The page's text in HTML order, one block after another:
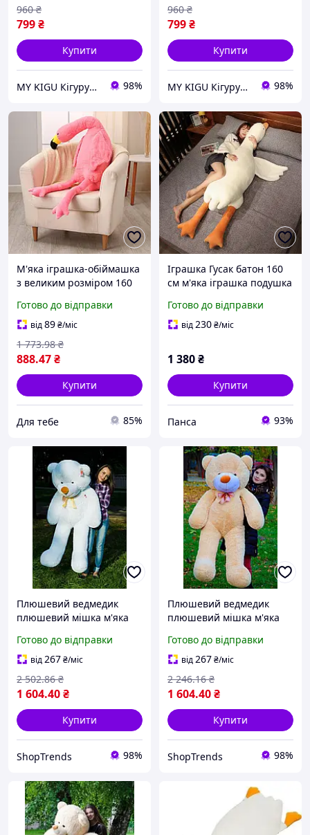
799₴
960 ₴
Купити
MY KIGU Кігурумі для вієї родини! 98%
799₴
960 ₴
Купити
MY KIGU Кігурумі для вієї родини! 98%
М'яка іграшка-обіймашка
з великим розміром 160
для сну та відпочинку,
подушка арт. 841029
Готово до відправки
від89₴/міс
888.47₴
1 773.98 ₴
Купити
Для тебе 85%
Іграшка Гусак батон 160
см м'яка іграшка подушка
обійматься для дітей
(l_12519)
Готово до відправки
від230₴/міс
1 380₴
Купити
Панса 93%
Плюшевий ведмедик
плюшевий мішка м'яка
Білий
Готово до відправки
від267₴/міс
1 604.40₴
2 502.86 ₴
Купити
ShopTrends 98%
Плюшевий ведмедик
плюшевий мішка м'яка
Бежевий
Готово до відправки
від267₴/міс
1 604.40₴
2 246.16 ₴
Купити
ShopTrends 98%